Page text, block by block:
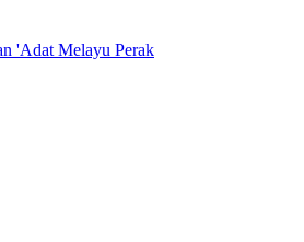
'Adat Melayu Perak